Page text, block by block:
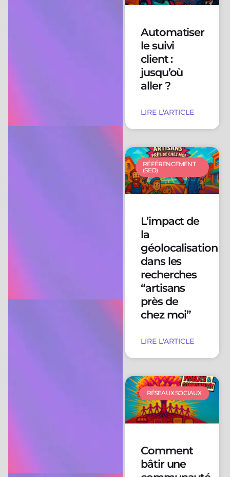
Automatiser
le suivi
client :
jusqu’où
aller ?
LIRE L'ARTICLE
RÉFÉRENCEMENT
(SEO)
L’impact de
la
géolocalisation
dans les
recherches
“artisans
près de
chez moi”
LIRE L'ARTICLE
RÉSEAUX SOCIAUX
Comment
bâtir une